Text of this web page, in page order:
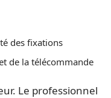
des fixations
de la télécommande
Le professionnel